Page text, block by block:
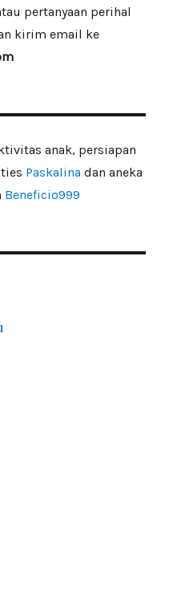
pertanyaan perihal
kirim email ke
anak, persiapan
Paskalinadan aneka
Beneficio999